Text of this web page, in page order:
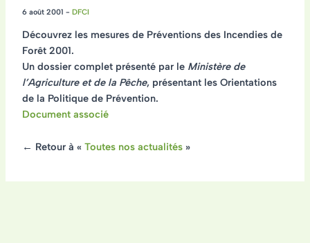
6 août 2001 - DFCI
Découvrez les mesures de Préventions des Incendies de
Forêt 2001.
Un dossier complet présenté par le Ministère de
l’Agriculture et de la Pêche, présentant les Orientations
de la Politique de Prévention.
Document associé
← Retour à « Toutes nos actualités»